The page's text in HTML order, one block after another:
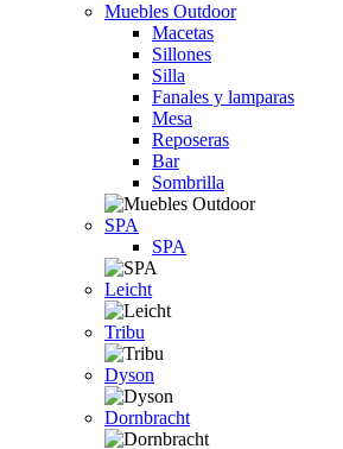
Muebles Outdoor
Macetas
Sillones
Silla
Fanales y lamparas
Mesa
Reposeras
Bar
Sombrilla
SPA
SPA
Leicht
Tribu
Dyson
Dornbracht